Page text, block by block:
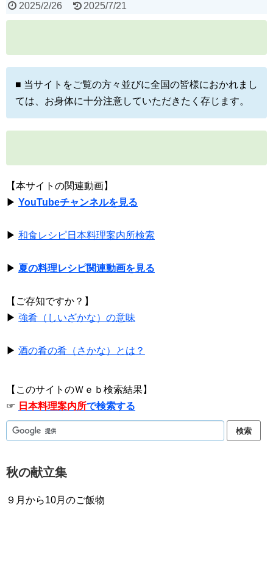
2025/2/26 2025/7/21
■ 当サイトをご覧の方々並びに全国の皆様におかれまし
ては、お身体に十分注意していただきたく存じます。
【本サイトの関連動画】
▶ YouTubeチャンネルを見る
▶ 和食レシピ日本料理案内所検索
▶ 夏の料理レシピ関連動画を見る
【ご存知ですか？】
▶ 強肴（しいざかな）の意味
▶ 酒の肴の肴（さかな）とは？
【このサイトのＷｅｂ検索結果】
☞ 日本料理案内所で検索する
秋の献立集
９月から10月のご飯物